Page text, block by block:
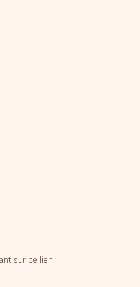
sur ce lien